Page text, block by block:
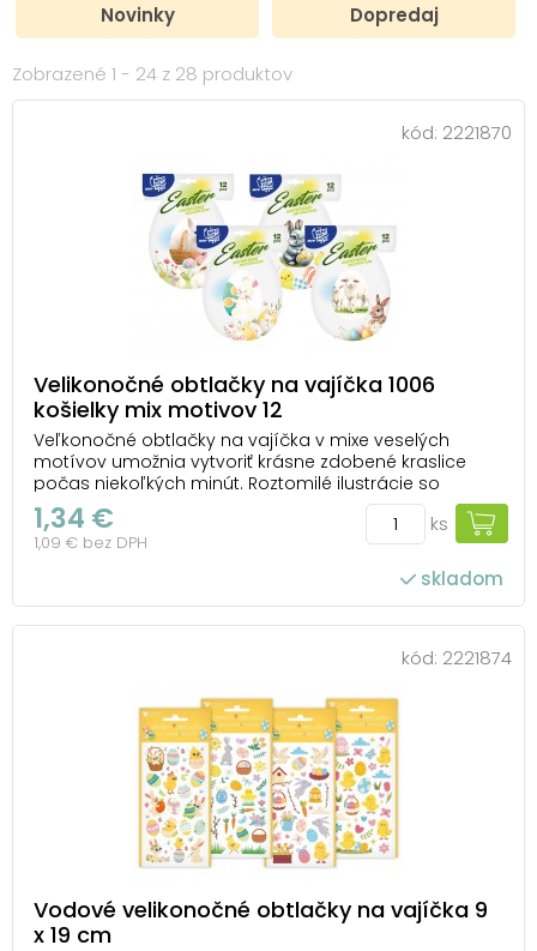
Novinky Dopredaj
Zobrazené 1 - 24 z 28 produktov
kód: 2221870
Velikonočné obtlačky na vajíčka 1006
košielky mix motivov 12
Veľkonočné obtlačky na vajíčka v mixe veselých
motívov umožnia vytvoriť krásne zdobené kraslice
počas niekoľkých minút. Roztomilé ilustrácie so
zvieratkami a veľkonočnými symbolmi dodajú
vajíčkam hravý a sviatočný vzhľad bez nutnosti
zložitého maľovania. Košieľky sú ideálnou voľbou na
1,34 €
1,09 € bez DPH
ks
skladom
kód: 2221874
Vodové velikonočné obtlačky na vajíčka 9
x 19 cm